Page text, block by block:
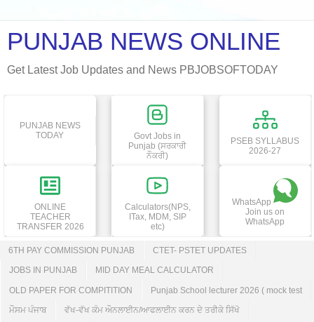
PUNJAB NEWS ONLINE
Get Latest Job Updates and News PBJOBSOFTODAY
PUNJAB NEWS
TODAY
Govt Jobs in
Punjab (ਸਰਕਾਰੀ
ਨੌਕਰੀ)
PSEB SYLLABUS
2026-27
ONLINE
TEACHER
TRANSFER 2026
Calculators(NPS,
ITax, MDM, SIP
etc)
WhatsApp
Join us on
WhatsApp
6TH PAY COMMISSION PUNJAB CTET- PSTET UPDATES
JOBS IN PUNJAB MID DAY MEAL CALCULATOR
OLD PAPER FOR COMPITITION Punjab School lecturer 2026 ( mock test
ਮੌਸਮ ਪੰਜਾਬ ਵੱਖ-ਵੱਖ ਕੰਮ ਔਨਲਾਈਨ/ਆਫਲਾਈਨ ਕਰਨ ਦੇ ਤਰੀਕੇ ਸਿੱਖੋ